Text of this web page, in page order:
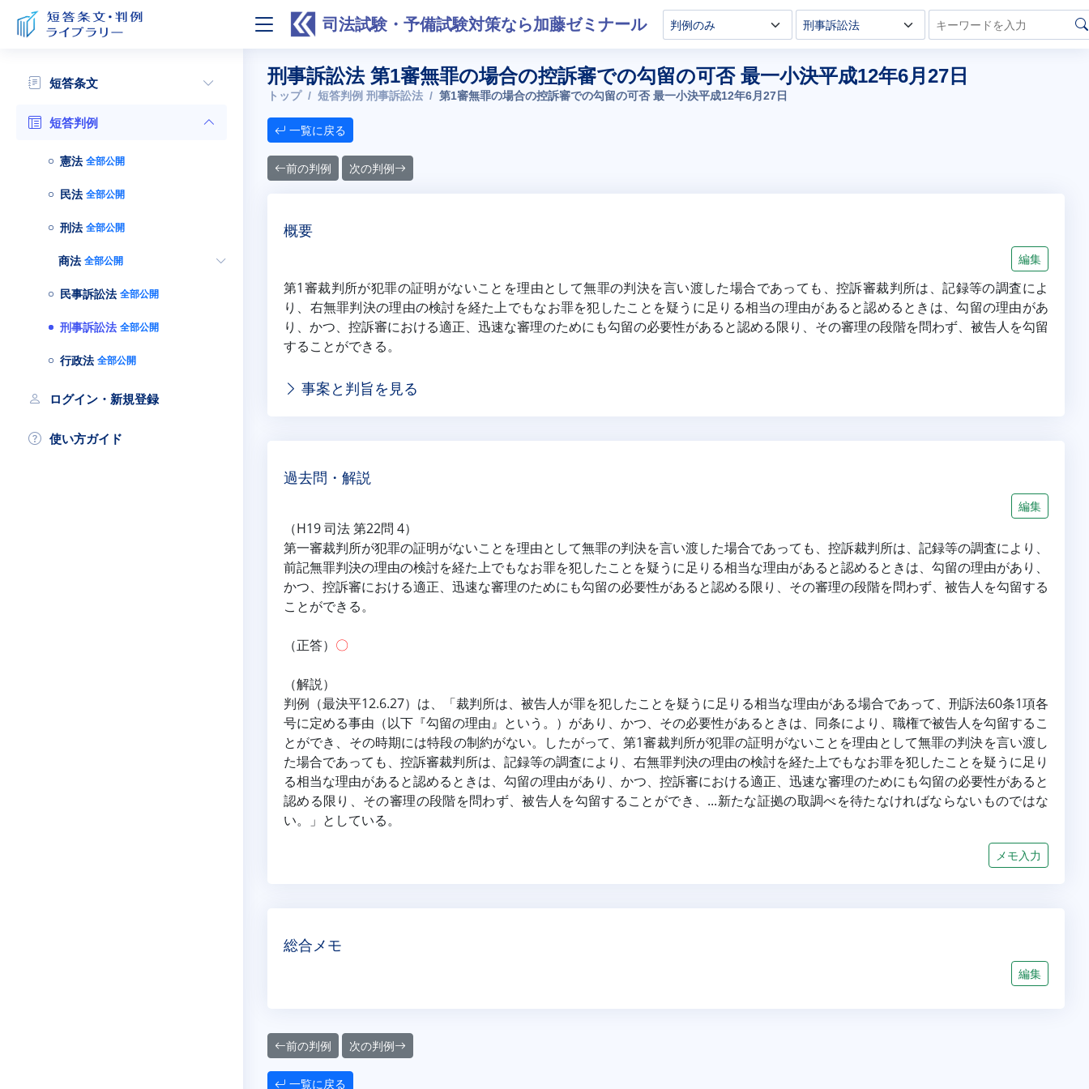
司法試験・予備試験対策なら加藤ゼミナール
短答条文
短答判例
憲法 全部公開
民法 全部公開
刑法 全部公開
商法 全部公開
民事訴訟法 全部公開
刑事訴訟法 全部公開
行政法 全部公開
ログイン・新規登録
使い方ガイド
刑事訴訟法 第1審無罪の場合の控訴審での勾留の可否 最一小決平成12年6月27日
トップ 短答判例 刑事訴訟法 第1審無罪の場合の控訴審での勾留の可否 最一小決平成12年6月27日
一覧に戻る
前の判例 次の判例
概要
編集
第1審裁判所が犯罪の証明がないことを理由として無罪の判決を言い渡した場合であっても、控訴審裁判所は、記録等の調査によ
り、右無罪判決の理由の検討を経た上でもなお罪を犯したことを疑うに足りる相当の理由があると認めるときは、勾留の理由があ
り、かつ、控訴審における適正、迅速な審理のためにも勾留の必要性があると認める限り、その審理の段階を問わず、被告人を勾留
することができる。
事案と判旨を見る
過去問・解説
編集
（H19 司法 第22問 4）
第一審裁判所が犯罪の証明がないことを理由として無罪の判決を言い渡した場合であっても、控訴裁判所は、記録等の調査により、
前記無罪判決の理由の検討を経た上でもなお罪を犯したことを疑うに足りる相当な理由があると認めるときは、勾留の理由があり、
かつ、控訴審における適正、迅速な審理のためにも勾留の必要性があると認める限り、その審理の段階を問わず、被告人を勾留する
ことができる。
（正答） 〇
（解説）
判例（最決平12.6.27）は、「裁判所は、被告人が罪を犯したことを疑うに足りる相当な理由がある場合であって、刑訴法60条1項各
号に定める事由（以下『勾留の理由』という。）があり、かつ、その必要性があるときは、同条により、職権で被告人を勾留するこ
とができ、その時期には特段の制約がない。したがって、第1審裁判所が犯罪の証明がないことを理由として無罪の判決を言い渡し
た場合であっても、控訴審裁判所は、記録等の調査により、右無罪判決の理由の検討を経た上でもなお罪を犯したことを疑うに足り
る相当な理由があると認めるときは、勾留の理由があり、かつ、控訴審における適正、迅速な審理のためにも勾留の必要性があると
認める限り、その審理の段階を問わず、被告人を勾留することができ、...新たな証拠の取調べを待たなければならないものではな
い。」としている。
メモ入力
総合メモ
編集
前の判例 次の判例
一覧に戻る